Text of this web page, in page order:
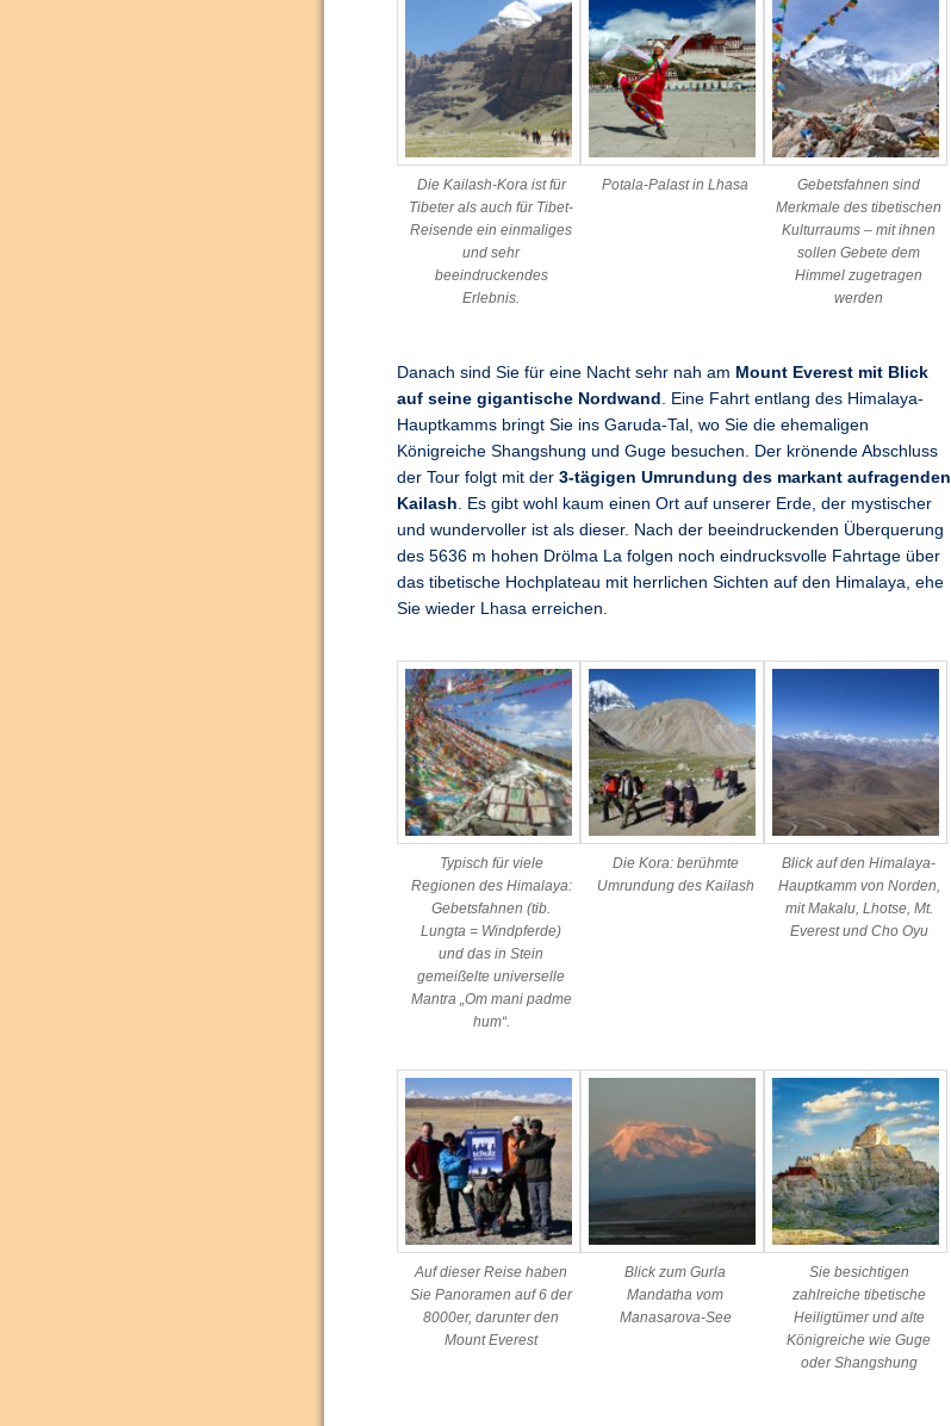
Die Kailash-Kora ist für
Tibeter als auch für Tibet-
Reisende ein einmaliges
und sehr
beeindruckendes
Erlebnis.
Potala-Palast in Lhasa
Gebetsfahnen sind
Merkmale des tibetischen
Kulturraums – mit ihnen
sollen Gebete dem
Himmel zugetragen
werden
Danach sind Sie für eine Nacht sehr nah am Mount Everest mit Blick
auf seine gigantische Nordwand
. Eine Fahrt entlang des Himalaya-
Hauptkamms bringt Sie ins Garuda-Tal, wo Sie die ehemaligen
Königreiche Shangshung und Guge besuchen. Der krönende Abschluss
der Tour folgt mit der 3-tägigen Umrundung des markant aufragenden
Kailash . Es gibt wohl kaum einen Ort auf unserer Erde, der mystischer
und wundervoller ist als dieser. Nach der beeindruckenden Überquerung
des 5636 m hohen Drölma La folgen noch eindrucksvolle Fahrtage über
das tibetische Hochplateau mit herrlichen Sichten auf den Himalaya, ehe
Sie wieder Lhasa erreichen.
Typisch für viele
Regionen des Himalaya:
Gebetsfahnen (tib.
Lungta = Windpferde)
und das in Stein
gemeißelte universelle
Mantra „Om mani padme
hum“.
Die Kora: berühmte
Umrundung des Kailash
Blick auf den Himalaya-
Hauptkamm von Norden,
mit Makalu, Lhotse, Mt.
Everest und Cho Oyu
Auf dieser Reise haben
Sie Panoramen auf 6 der
8000er, darunter den
Mount Everest
Blick zum Gurla
Mandatha vom
Manasarova-See
Sie besichtigen
zahlreiche tibetische
Heiligtümer und alte
Königreiche wie Guge
oder Shangshung